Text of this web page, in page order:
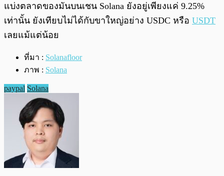
แบ่งตลาดของมันบนเชน Solana ยังอยู่เพียงแค่ 9.25%
เท่านั้น ยังเทียบไม่ได้กับขาใหญ่อย่าง USDC หรือ USDT
เลยแม้แต่น้อย
ที่มา : Solanafloor
ภาพ : Solana
paypal Solana